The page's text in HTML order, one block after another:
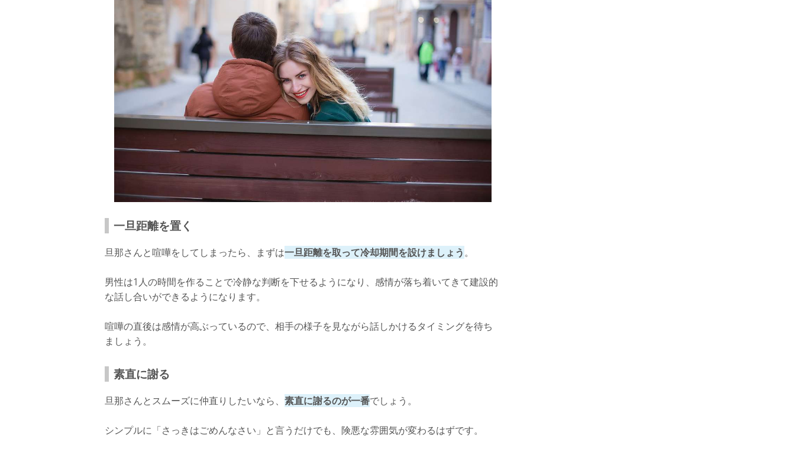
一旦距離を置く
旦那さんと喧嘩をしてしまったら、まずは一旦距離を取って冷却期間を設けましょう。
男性は1人の時間を作ることで冷静な判断を下せるようになり、感情が落ち着いてきて建設的
な話し合いができるようになります。
喧嘩の直後は感情が高ぶっているので、相手の様子を見ながら話しかけるタイミングを待ち
ましょう。
素直に謝る
旦那さんとスムーズに仲直りしたいなら、 素直に謝るのが一番でしょう。
シンプルに「さっきはごめんなさい」と言うだけでも、険悪な雰囲気が変わるはずです。